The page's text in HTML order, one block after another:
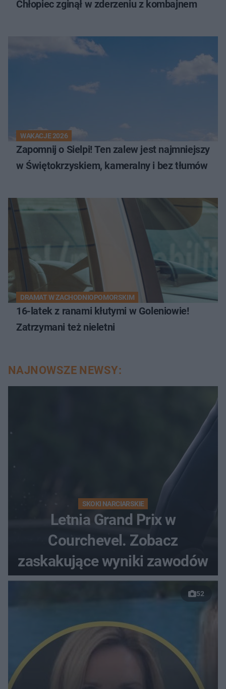
Chłopiec zginął w zderzeniu z kombajnem
WAKACJE 2026
Zapomnij o Sielpi! Ten zalew jest najmniejszy
w Świętokrzyskiem, kameralny i bez tłumów
DRAMAT W ZACHODNIOPOMORSKIM
16-latek z ranami kłutymi w Goleniowie!
Zatrzymani też nieletni
NAJNOWSZE NEWSY:
SKOKI NARCIARSKIE
Letnia Grand Prix w
Courchevel. Zobacz
zaskakujące wyniki zawodów
52